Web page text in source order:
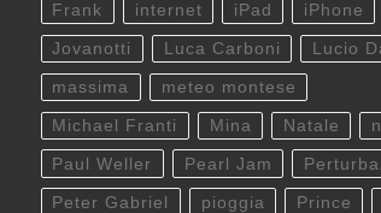
Frank internet iPad iPhone
Jovanotti Luca Carboni Lucio
massima meteo montese
Michael Franti Mina Natale
Paul Weller Pearl Jam
Peter Gabriel pioggia Prince